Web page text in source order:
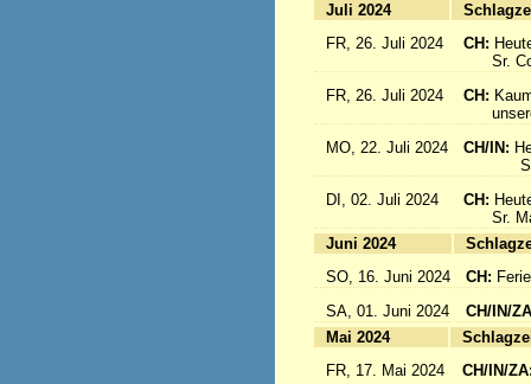
Juli 2024
FR, 26. Juli 2024
CH:
Sr.
FR, 26. Juli 2024
CH:
unsere
MO, 22. Juli 2024
CH/IN:
Sr.
DI, 02. Juli 2024
CH:
Sr.
Juni 2024
SO, 16. Juni 2024
CH:
SA, 01. Juni 2024
CH/IN/
Mai 2024
FR, 17. Mai 2024
CH/IN/